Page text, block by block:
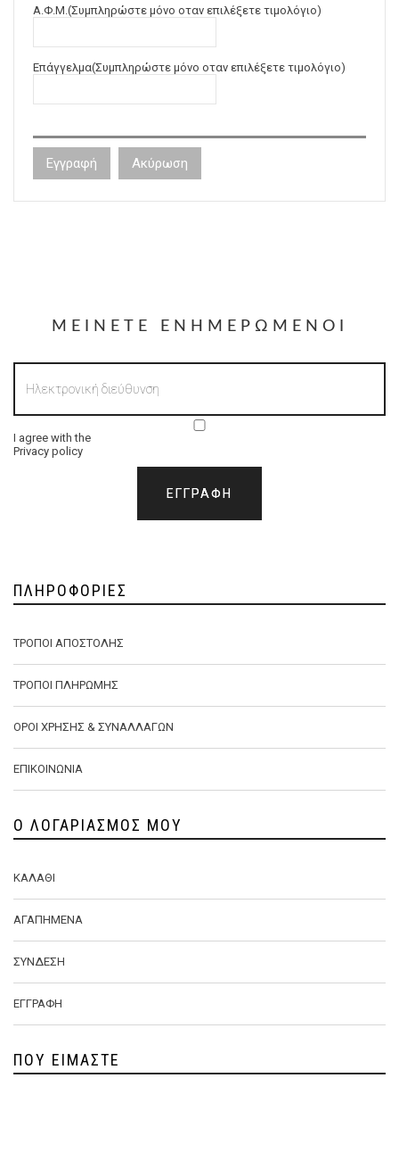
Α.Φ.Μ.(Συμπληρώστε μόνο οταν επιλέξετε τιμολόγιο)
Eπάγγελμα(Συμπληρώστε μόνο οταν επιλέξετε τιμολόγιο)
Εγγραφή Ακύρωση
ΜΕΊΝΕΤΕ ΕΝΗΜΕΡΩΜΈΝΟΙ
I agree with the
Privacy policy
ΠΛΗΡΟΦΟΡΊΕΣ
ΤΡΌΠΟΙ ΑΠΟΣΤΟΛΉΣ
ΤΡΌΠΟΙ ΠΛΗΡΩΜΉΣ
ΌΡΟΙ ΧΡΉΣΗΣ & ΣΥΝΑΛΛΑΓΏΝ
ΕΠΙΚΟΙΝΩΝΊΑ
Ο ΛΟΓΑΡΙΑΣΜΌΣ ΜΟΥ
ΚΑΛΆΘΙ
ΑΓΑΠΗΜΈΝΑ
ΣΎΝΔΕΣΗ
ΕΓΓΡΑΦΉ
ΠΟΥ ΕΊΜΑΣΤΕ